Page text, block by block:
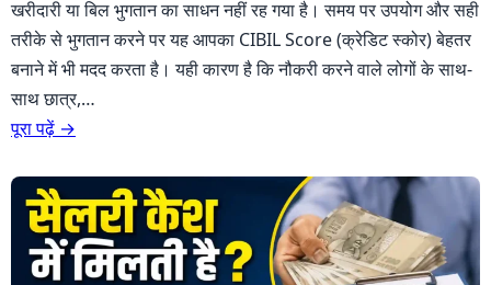
खरीदारी या बिल भुगतान का साधन नहीं रह गया है। समय पर उपयोग और सही
तरीके से भुगतान करने पर यह आपका CIBIL Score (क्रेडिट स्कोर) बेहतर
बनाने में भी मदद करता है। यही कारण है कि नौकरी करने वाले लोगों के साथ-
साथ छात्र,…
पूरा पढ़ें →